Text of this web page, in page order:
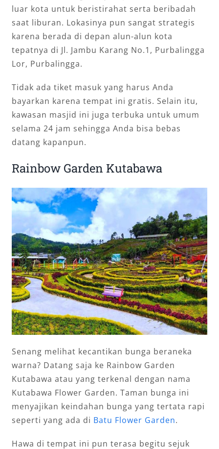
luar kota untuk beristirahat serta beribadah
saat liburan. Lokasinya pun sangat strategis
karena berada di depan alun-alun kota
tepatnya di Jl. Jambu Karang No.1, Purbalingga
Lor, Purbalingga.
Tidak ada tiket masuk yang harus Anda
bayarkan karena tempat ini gratis. Selain itu,
kawasan masjid ini juga terbuka untuk umum
selama 24 jam sehingga Anda bisa bebas
datang kapanpun.
Rainbow Garden Kutabawa
Senang melihat kecantikan bunga beraneka
warna? Datang saja ke Rainbow Garden
Kutabawa atau yang terkenal dengan nama
Kutabawa Flower Garden. Taman bunga ini
menyajikan keindahan bunga yang tertata rapi
seperti yang ada di Batu Flower Garden.
Hawa di tempat ini pun terasa begitu sejuk